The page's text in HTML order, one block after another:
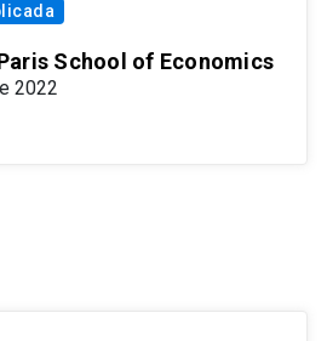
School of Economics
2022